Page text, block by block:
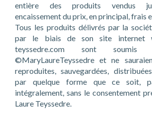
entière des produits vendus
encaissement du prix, en principal, frais
Tous les produits délivrés par la
par le biais de son site internet
teyssedre.com sont soumis
©MaryLaureTeyssedre et ne
reproduites, sauvegardées,
par quelque forme que ce soit,
intégralement, sans le consentement
Laure Teyssedre.